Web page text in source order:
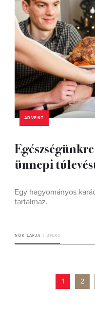
ADVENT
ünnepi
Egy hagyományos
tartalmaz.
NŐK LAPJA 3 PERC
1 2